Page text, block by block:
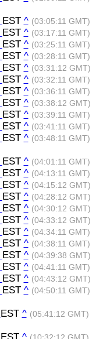
EST ^ (03:05:11 GMT)
EST ^ (03:17:11 GMT)
EST ^ (03:25:11 GMT)
EST ^ (03:28:11 GMT)
EST ^ (03:31:12 GMT)
EST ^ (03:32:11 GMT)
EST ^ (03:36:11 GMT)
EST ^ (03:38:12 GMT)
EST ^ (03:39:11 GMT)
EST ^ (03:41:11 GMT)
EST ^ (03:48:11 GMT)
EST ^ (04:01:11 GMT)
EST ^ (04:13:11 GMT)
EST ^ (04:15:12 GMT)
EST ^ (04:28:12 GMT)
EST ^ (04:30:12 GMT)
EST ^ (04:33:12 GMT)
EST ^ (04:34:11 GMT)
EST ^ (04:38:11 GMT)
EST ^ (04:39:38 GMT)
EST ^ (04:41:11 GMT)
EST ^ (04:43:12 GMT)
EST ^ (04:50:11 GMT)
EST ^ (05:41:12 GMT)